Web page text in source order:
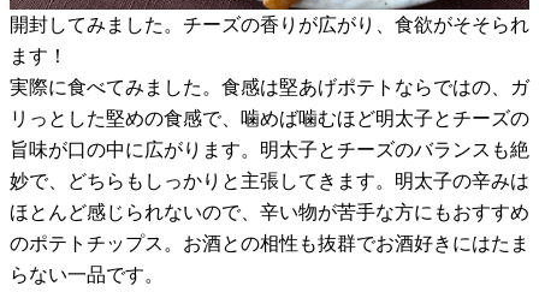
開封してみました。チーズの香りが広がり、食欲がそそられ
ます！
実際に食べてみました。食感は堅あげポテトならではの、ガ
リっとした堅めの食感で、噛めば噛むほど明太子とチーズの
旨味が口の中に広がります。明太子とチーズのバランスも絶
妙で、どちらもしっかりと主張してきます。明太子の辛みは
ほとんど感じられないので、辛い物が苦手な方にもおすすめ
のポテトチップス。お酒との相性も抜群でお酒好きにはたま
らない一品です。